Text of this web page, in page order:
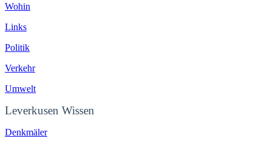
Wohin
Links
Politik
Verkehr
Umwelt
Leverkusen Wissen
Denkmäler